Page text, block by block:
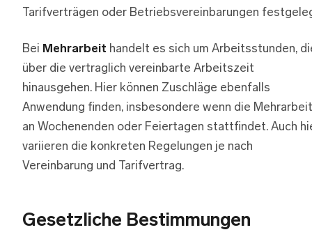
Tarifverträgen oder Betriebsvereinbarungen
Bei Mehrarbeit handelt es sich um Arbeitsstunden,
über die vertraglich vereinbarte Arbeitszeit
hinausgehen. Hier können Zuschläge ebenfalls
Anwendung finden, insbesondere wenn die Mehrarbeit
an Wochenenden oder Feiertagen stattfindet. Auch
variieren die konkreten Regelungen je nach
Vereinbarung und Tarifvertrag.
Gesetzliche Bestimmungen